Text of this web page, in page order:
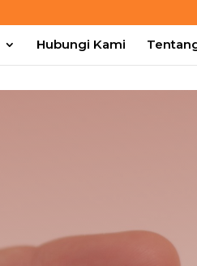
Hubungi Kami